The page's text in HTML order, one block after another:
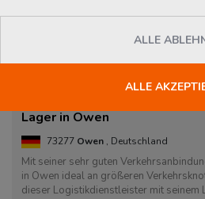
Lager in Owen
73277 Owen , Deutschland
Mit seiner sehr guten
in Owen ideal an größeren
dieser Logistikdienstleister mit seinem
ALLE
ALLE